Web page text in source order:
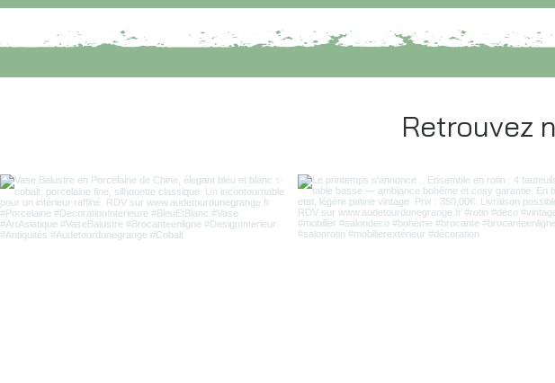
Retrouvez